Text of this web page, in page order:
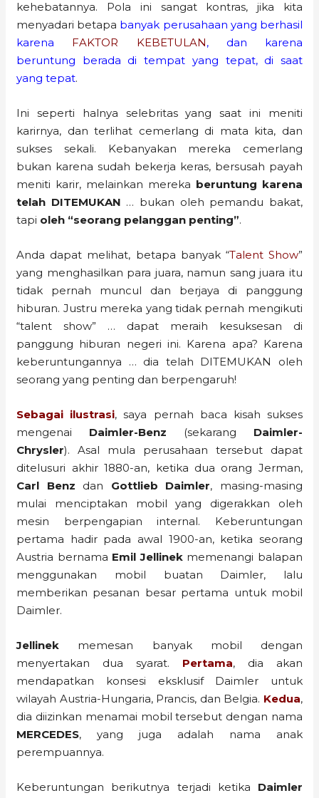
kehebatannya. Pola ini sangat kontras, jika kita
menyadari betapa banyak perusahaan yang berhasil
karena FAKTOR KEBETULAN, dan karena
beruntung berada di tempat yang tepat, di saat
yang tepat.
Ini seperti halnya selebritas yang saat ini meniti
karirnya, dan terlihat cemerlang di mata kita, dan
sukses sekali. Kebanyakan mereka cemerlang
bukan karena sudah bekerja keras, bersusah payah
meniti karir, melainkan mereka beruntung karena
telah DITEMUKAN … bukan oleh pemandu bakat,
tapi oleh “seorang pelanggan penting”.
Anda dapat melihat, betapa banyak “Talent Show”
yang menghasilkan para juara, namun sang juara itu
tidak pernah muncul dan berjaya di panggung
hiburan. Justru mereka yang tidak pernah mengikuti
“talent show” … dapat meraih kesuksesan di
panggung hiburan negeri ini. Karena apa? Karena
keberuntungannya … dia telah DITEMUKAN oleh
seorang yang penting dan berpengaruh!
Sebagai ilustrasi, saya pernah baca kisah sukses
mengenai Daimler-Benz (sekarang Daimler-
Chrysler). Asal mula perusahaan tersebut dapat
ditelusuri akhir 1880-an, ketika dua orang Jerman,
Carl Benz dan Gottlieb Daimler, masing-masing
mulai menciptakan mobil yang digerakkan oleh
mesin berpengapian internal. Keberuntungan
pertama hadir pada awal 1900-an, ketika seorang
Austria bernama Emil Jellinekmemenangi balapan
menggunakan mobil buatan Daimler, lalu
memberikan pesanan besar pertama untuk mobil
Daimler.
Jellinek memesan banyak mobil dengan
menyertakan dua syarat. Pertama, dia akan
mendapatkan konsesi eksklusif Daimler untuk
wilayah Austria-Hungaria, Prancis, dan Belgia. Kedua,
dia diizinkan menamai mobil tersebut dengan nama
MERCEDES, yang juga adalah nama anak
perempuannya.
Keberuntungan berikutnya terjadi ketika Daimler